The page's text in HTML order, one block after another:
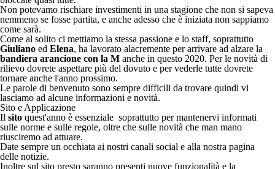
Non potevamo rischiare investimenti in una stagione che non si sapeva
nemmeno se fosse partita, e anche adesso che è iniziata non sappiamo
come sarà.
Come al solito ci mettiamo la stessa passione e lo staff, soprattutto
Giuliano ed Elena, ha lavorato alacremente per arrivare ad alzare la
bandiera arancione con la M anche in questo 2020. Per le novità di
rilievo dovrete aspettare più del dovuto e per vederle tutte dovrete
tornare anche l'anno prossimo.
Le parole di benvenuto sono sempre difficili da trovare quindi vi
lasciamo ad alcune informazioni e novità.
Sito e Applicazione
Il sito quest'anno è essenziale soprattutto per mantenervi informati
sulle norme e sulle regole, oltre che sulle novità che man mano
riusciremo ad attuare.
Date sempre un occhiata ai nostri canali social e alla nostra pagina
delle notizie.
Inoltre sul sito presto saranno presenti nuove funzionalità e la